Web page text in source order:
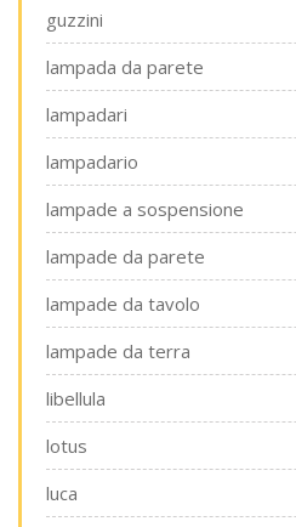
guzzini
lampada da parete
lampadari
lampadario
lampade a sospensione
lampade da parete
lampade da tavolo
lampade da terra
libellula
lotus
luca